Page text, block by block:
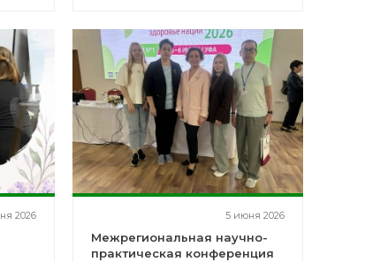
2026 5 июня 2026
Межрегиональная научно-
практическая конференция